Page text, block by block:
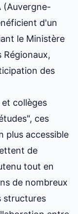
(Auvergne-
d'un
le Ministère
Régionaux,
des
collèges
ces
plus accessible
de
tout en
de nombreux
structures